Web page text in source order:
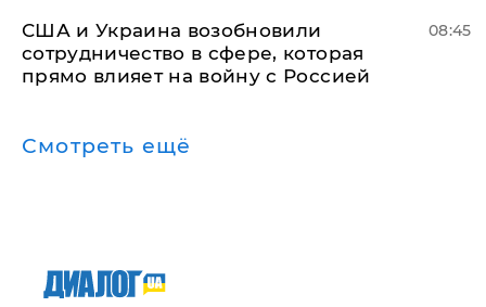
США и Украина возобновили
сотрудничество в сфере, которая
прямо влияет на войну с Россией
08:45
Смотреть ещё